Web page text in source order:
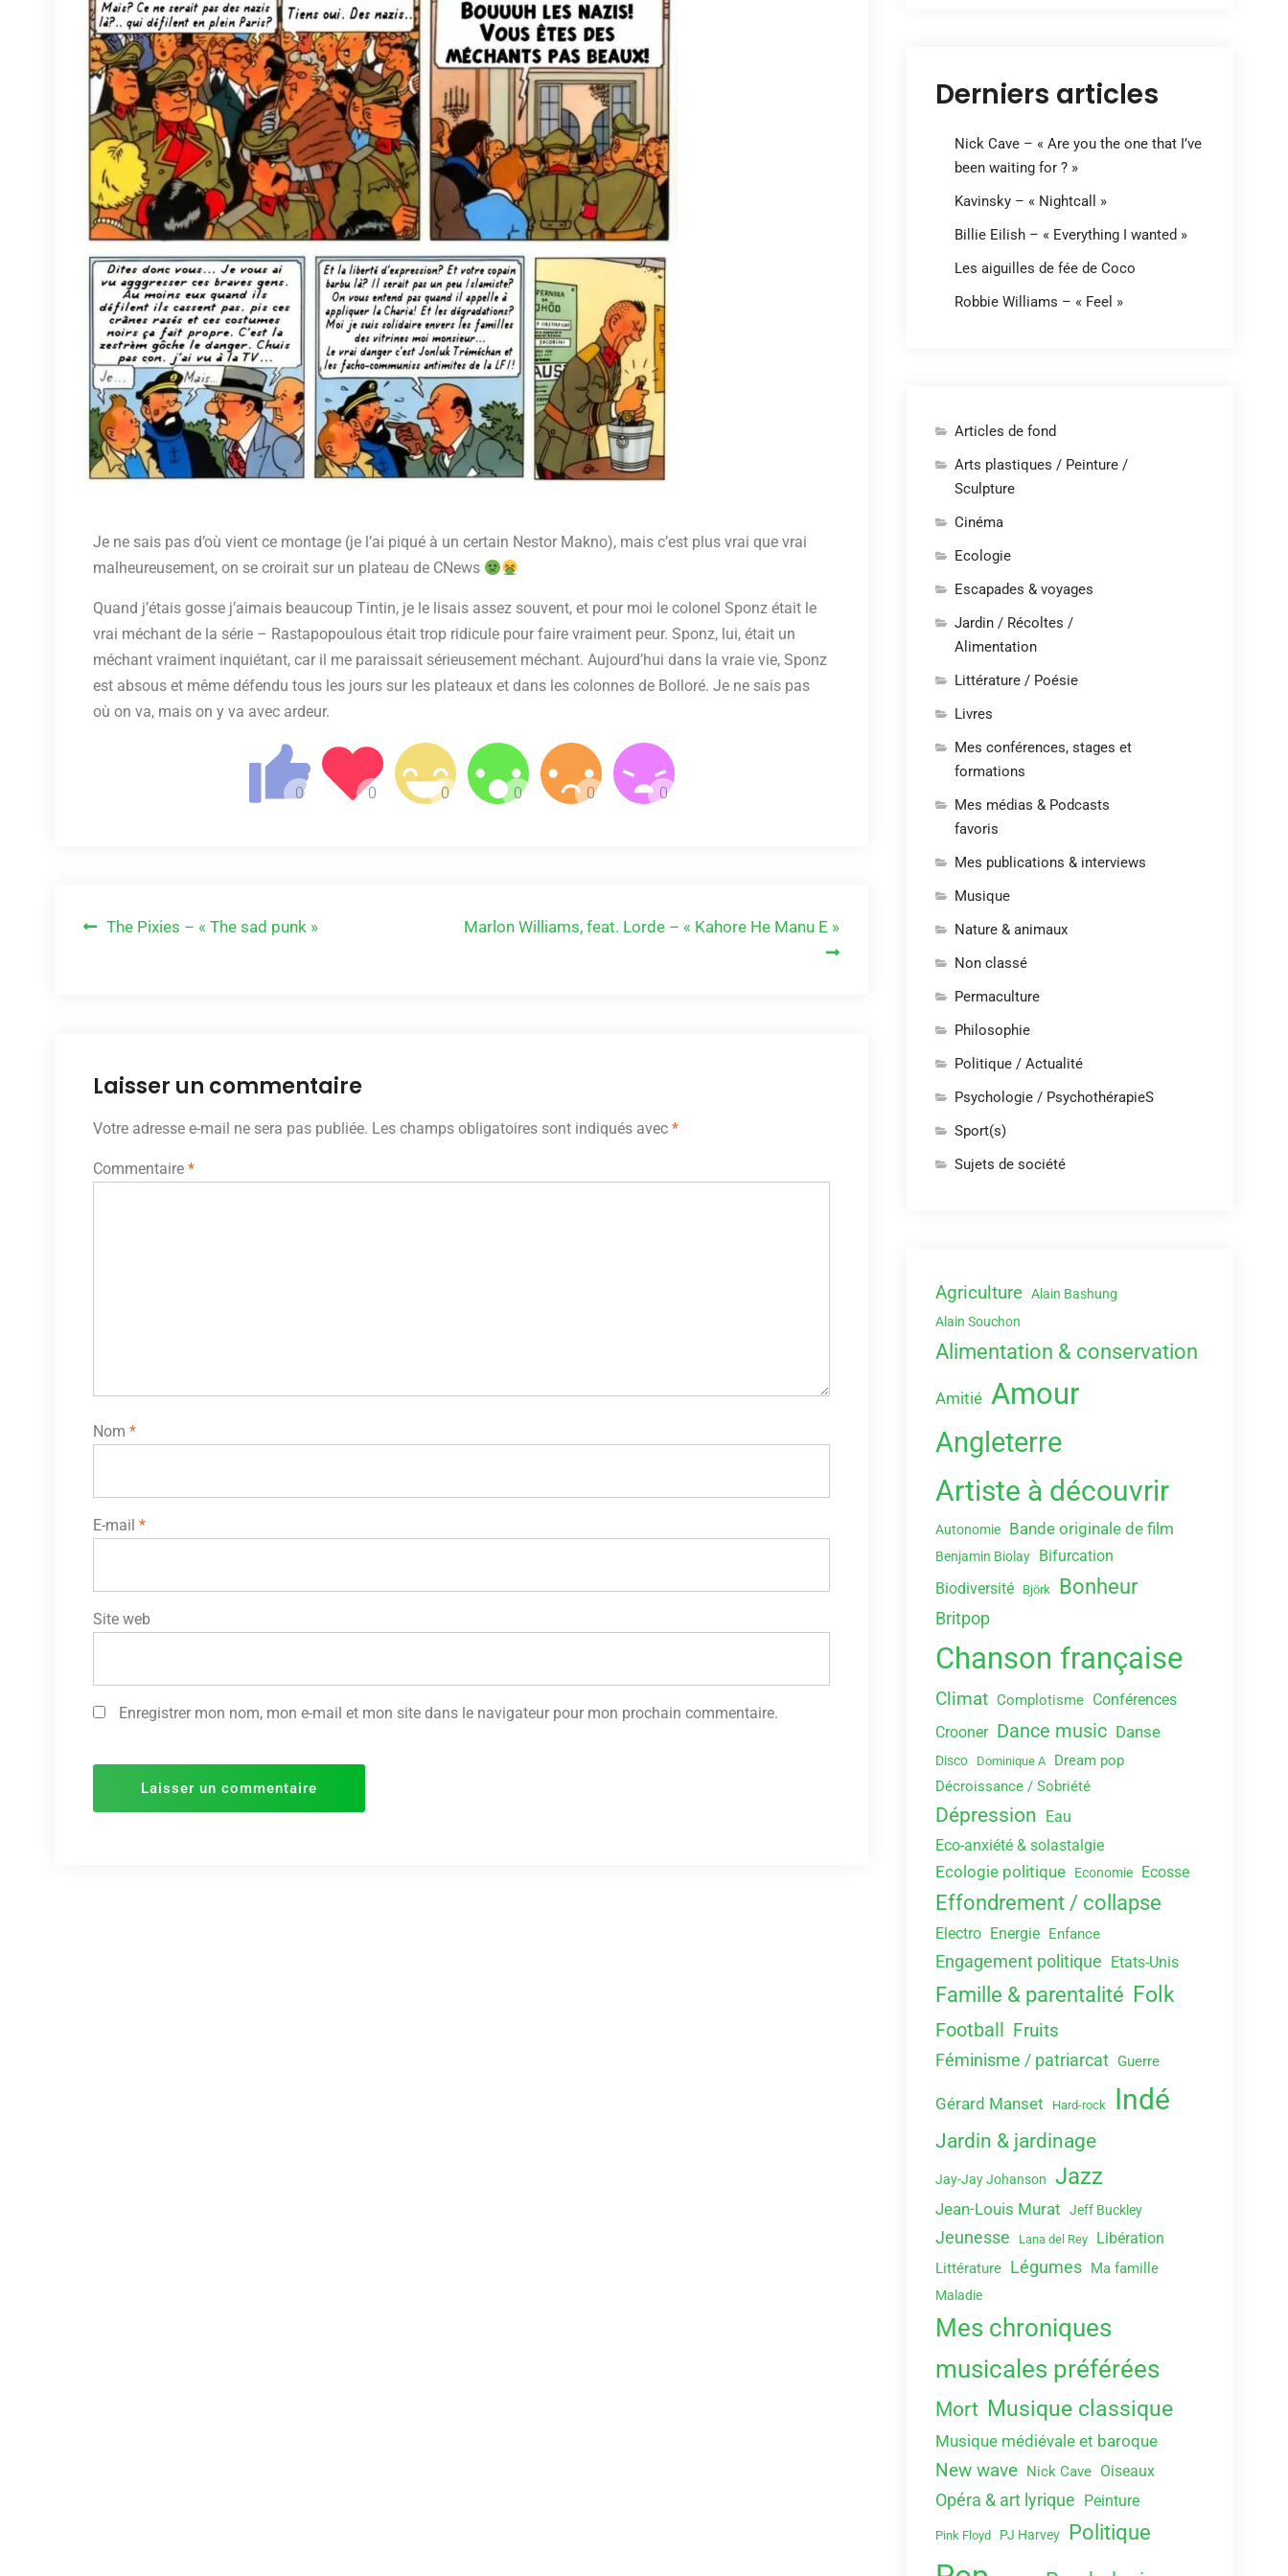
Je ne sais pas d’où vient ce montage (je l’ai piqué à un certain Nestor Makno), mais c’est plus vrai que vrai
malheureusement, on se croirait sur un plateau de CNews
Quand j’étais gosse j’aimais beaucoup Tintin, je le lisais assez souvent, et pour moi le colonel Sponz était le
vrai méchant de la série – Rastapopoulous était trop ridicule pour faire vraiment peur. Sponz, lui, était un
méchant vraiment inquiétant, car il me paraissait sérieusement méchant. Aujourd’hui dans la vraie vie, Sponz
est absous et même défendu tous les jours sur les plateaux et dans les colonnes de Bolloré. Je ne sais pas
où on va, mais on y va avec ardeur.
Navigation
The Pixies – « The sad punk » Marlon Williams, feat. Lorde – « Kahore He Manu E »
Laisser un commentaire
Votre adresse e-mail ne sera pas publiée. Les champs obligatoires sont indiqués avec *
Commentaire *
Nom *
E-mail *
Site web
Enregistrer mon nom, mon e-mail et mon site dans le navigateur pour mon prochain commentaire.
Derniers articles
Nick Cave – « Are you the one that I’ve
been waiting for ? »
Kavinsky – « Nightcall »
Billie Eilish – « Everything I wanted »
Les aiguilles de fée de Coco
Robbie Williams – « Feel »
Articles de fond
Arts plastiques / Peinture /
Sculpture
Cinéma
Ecologie
Escapades & voyages
Jardin / Récoltes /
Alimentation
Littérature / Poésie
Livres
Mes conférences, stages et
formations
Mes médias & Podcasts
favoris
Mes publications & interviews
Musique
Nature & animaux
Non classé
Permaculture
Philosophie
Politique / Actualité
Psychologie / PsychothérapieS
Sport(s)
Sujets de société
Agriculture Alain Bashung
Alain Souchon
Alimentation & conservation
Amitié Amour
Angleterre
Artiste à découvrir
Autonomie Bande originale de film
Benjamin Biolay
Bifurcation
Biodiversité
Björk Bonheur
Britpop
Chanson française
Climat Complotisme Conférences
Crooner Dance music Danse
Disco Dominique A
Dream pop
Décroissance / Sobriété
Dépression Eau
Eco-anxiété & solastalgie
Ecologie politique Economie Ecosse
Effondrement / collapse
Electro Energie Enfance
Engagement politique Etats-Unis
Famille & parentalité Folk
Football Fruits
Féminisme / patriarcat Guerre
Gérard Manset Hard-rock Indé
Jardin & jardinage
Jay-Jay Johanson Jazz
Jean-Louis Murat Jeff Buckley
Jeunesse Lana del Rey Libération
Littérature Légumes Ma famille
Maladie
Mes chroniques
musicales préférées
Mort Musique classique
Musique médiévale et baroque
New wave Nick Cave Oiseaux
Opéra & art lyrique Peinture
Pink Floyd PJ Harvey Politique